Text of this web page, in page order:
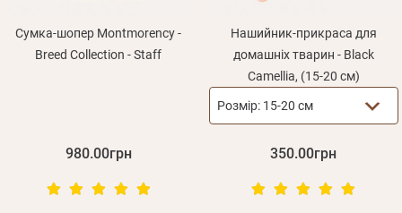
Сумка-шопер Montmorency -
Breed Collection - Staff
980.00грн
Нашийник-прикраса для
домашніх тварин - Black
Camellia, (15-20 см)
Розмір: 15-20 см
350.00грн